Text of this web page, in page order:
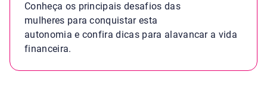
Conheça os principais desafios das
mulheres para conquistar esta
autonomia e confira dicas para alavancar a vida
financeira.